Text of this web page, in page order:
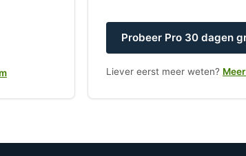
Probeer Pro 30 dagen
Liever eerst meer weten?